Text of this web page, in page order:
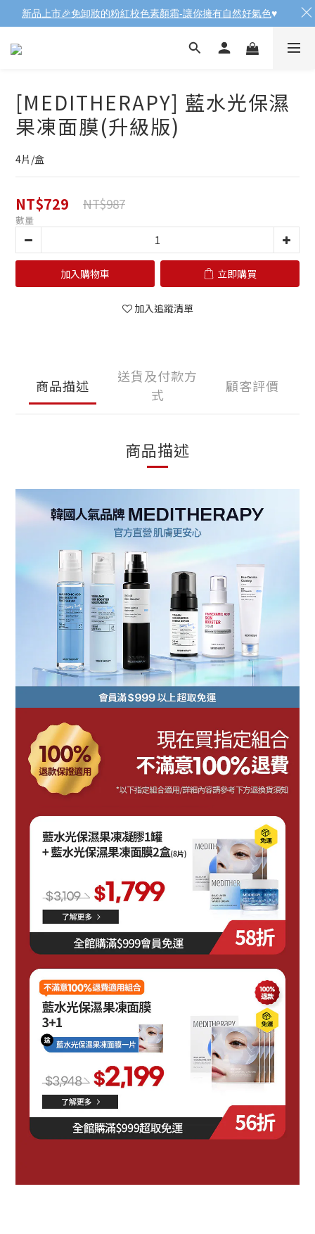
[MEDITHERAPY] 藍水光保濕
果凍面膜(升級版)
4片/盒
NT$729 NT$987
數量
加入購物車 立即購買
加入追蹤清單
商品描述
送貨及付款方
式
顧客評價
商品描述
新品上市🎉免卸妝的粉紅校色素顏霜-讓你擁有自然好氣色♥️